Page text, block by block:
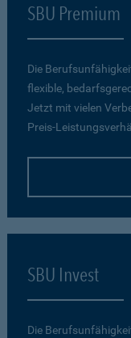
SBU Premium
Die
flexible,
Jetzt mit vielen
Preis-
SBU Invest
Die